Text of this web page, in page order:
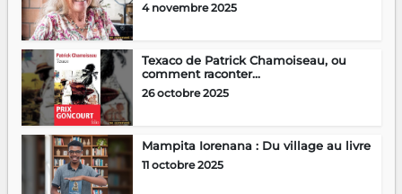
4 novembre 2025
Texaco de Patrick Chamoiseau, ou
comment raconter...
26 octobre 2025
Mampita Iorenana : Du village au livre
11 octobre 2025